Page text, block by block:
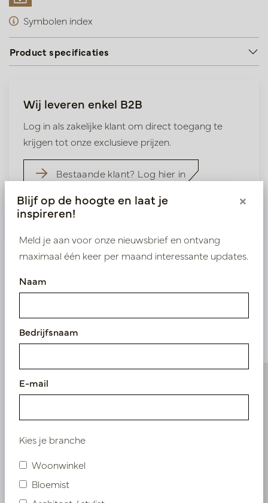
Symbolen index
Product specificaties
Wij leveren enkel B2B
Log in als zakelijke klant om direct toegang te
krijgen tot onze exclusieve prijzen.
Bestaande klant? Log hier in
Nieuw? Registreer hier
producten
Blijf op de hoogte en laat je
inspireren!
×
Meld je aan voor onze nieuwsbrief en ontvang
maximaal één keer per maand interessante updates.
Naam
Bedrijfsnaam
E-mail
Kies je branche
Woonwinkel
Bloemist